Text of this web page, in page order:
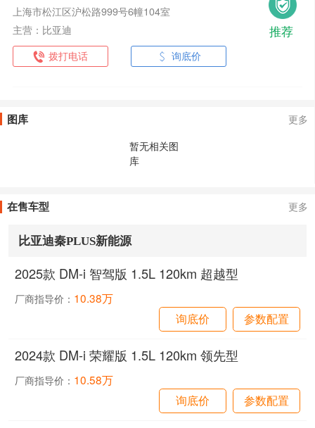
上海市松江区沪松路999号6幢104室
主营：比亚迪
拨打电话
询底价
推荐
图库
更多
暂无相关图
库
在售车型 更多
比亚迪秦PLUS新能源
2025款 DM-i 智驾版 1.5L 120km 超越型
厂商指导价： 10.38万
询底价
参数配置
2024款 DM-i 荣耀版 1.5L 120km 领先型
厂商指导价： 10.58万
询底价
参数配置